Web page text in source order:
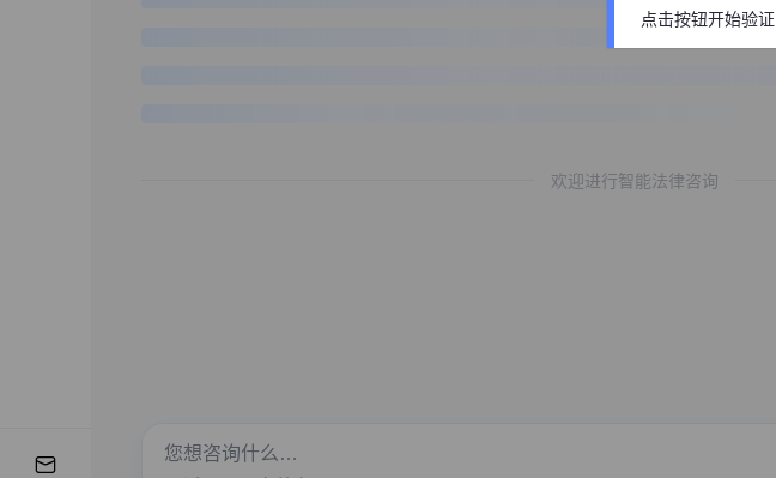
欢迎进行智能法律咨询
点击按钮开始验证